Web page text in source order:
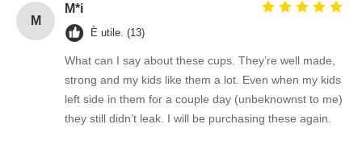
M
M*i
È utile. (13)
What can I say about these cups. They’re well made,
strong and my kids like them a lot. Even when my kids
left side in them for a couple day (unbeknownst to me)
they still didn’t leak. I will be purchasing these again.